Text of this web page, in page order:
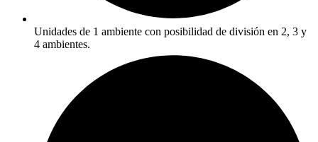
Unidades de 1 ambiente con posibilidad de división en 2, 3 y
4 ambientes.